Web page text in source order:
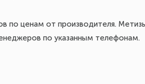
по ценам от производителя.
по указанным телефонам.